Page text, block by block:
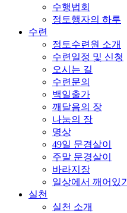
수행법회
정토행자의 하루
수련
정토수련원 소개
수련일정 및 신청
오시는 길
수련문의
백일출가
깨달음의 장
나눔의 장
명상
49일 문경살이
주말 문경살이
바라지장
일상에서 깨어있기
실천
실천 소개